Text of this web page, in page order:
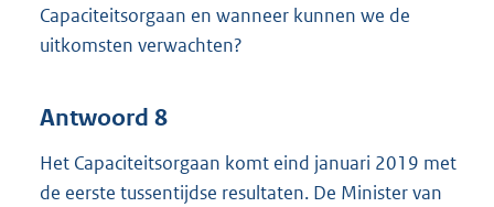
Capaciteitsorgaan en wanneer kunnen we de
uitkomsten verwachten?
Antwoord 8
Het Capaciteitsorgaan komt eind januari 2019 met
de eerste tussentijdse resultaten. De Minister van